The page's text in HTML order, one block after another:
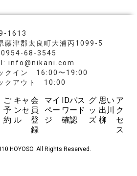
1613
藤津郡太良町大浦丙1099-5
0954-68-3545
info@nikani.com
クイン 16:00〜19:00
クアウト 10:00
ご
予
約
キャ
ンセ
ル
会
員
登
録
マイ
ペー
ジ
IDパス
ワード
確認
グ
ッ
ズ
思い
出川
柳
ア
ク
セ
ス
HOYOSO. All Rights Reserved.